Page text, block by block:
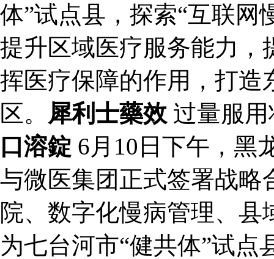
体”试点县，探索“互联网
提升区域医疗服务能力，
挥医疗保障的作用，打造
区。 犀利士藥效 过量服
口溶錠 6月10日下午，黑
与微医集团正式签署战略
院、数字化慢病管理、
为七台河市“健共体”试点